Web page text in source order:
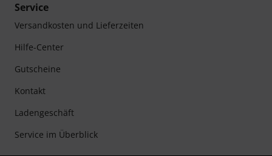
Service
Versandkosten und Lieferzeiten
Hilfe-Center
Gutscheine
Kontakt
Ladengeschäft
Service im Überblick